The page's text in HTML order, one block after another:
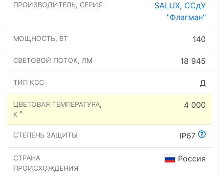
ПРОИЗВОДИТЕЛЬ, СЕРИЯ SALUX, ССдУ
"Флагман"
МОЩНОСТЬ, ВТ 140
СВЕТОВОЙ ПОТОК, ЛМ 18 945
ТИП КСС Д
ЦВЕТОВАЯ ТЕМПЕРАТУРА,
К *
4 000
СТЕПЕНЬ ЗАЩИТЫ IP67
СТРАНА
ПРОИСХОЖДЕНИЯ
Россия